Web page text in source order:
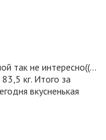
так не интересно((…
кг. Итого за
вкусненькая